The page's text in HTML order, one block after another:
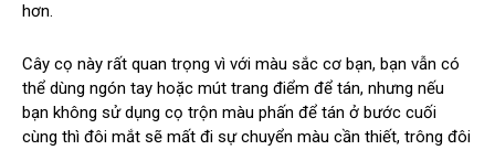
hơn.
Cây cọ này rất quan trọng vì với màu sắc cơ bạn, bạn vẫn có
thể dùng ngón tay hoặc mút trang điểm để tán, nhưng nếu
bạn không sử dụng cọ trộn màu phấn để tán ở bước cuối
cùng thì đôi mắt sẽ mất đi sự chuyển màu cần thiết, trông đôi